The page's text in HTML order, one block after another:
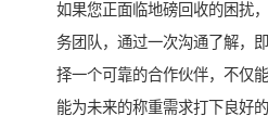
如果您正面临地磅回收的困扰
务团队，通过一次沟通了解，
择一个可靠的合作伙伴，不仅
能为未来的称重需求打下良好的